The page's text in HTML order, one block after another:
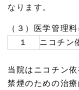
なります。
（３）医学管理
１
ニコチン
当院はニコチン
禁煙のための治